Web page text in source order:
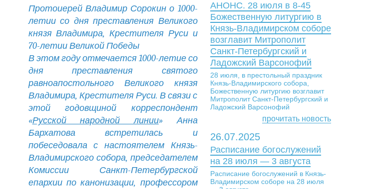
Протоиерей Владимир Сорокин о 1000-
летии со дня преставления Великого
князя Владимира, Крестителя Руси и
70-летии Великой Победы
В этом году отмечается 1000-летие со
дня преставления святого
равноапостольного Великого князя
Владимира, Крестителя Руси. В связи с
этой годовщиной корреспондент
«Русской народной линии» Анна
Бархатова встретилась и
побеседовала с настоятелем Князь-
Владимирского собора, председателем
Комиссии Санкт-Петербургской
епархии по канонизации, профессором
АНОНС. 28 июля в 8-45
Божественную литургию в
Князь-Владимирском соборе
возглавит Митрополит
Санкт-Петербургский и
Ладожский Варсонофий
28 июля, в престольный праздник
Князь-Владимирского собора,
Божественную литургию возглавит
Митрополит Санкт-Петербургский и
Ладожский Варсонофий
прочитать новость
26.07.2025
Расписание богослужений
на 28 июля — 3 августа
Расписание богослужений в Князь-
Владимирском соборе на 28 июля